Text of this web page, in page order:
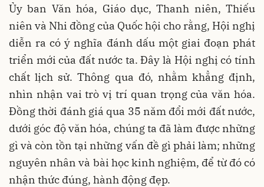
Ủy ban Văn hóa, Giáo dục, Thanh niên, Thiếu
niên và Nhi đồng của Quốc hội cho rằng, Hội nghị
diễn ra có ý nghĩa đánh dấu một giai đoạn phát
triển mới của đất nước ta. Đây là Hội nghị có tính
chất lịch sử. Thông qua đó, nhằm khẳng định,
nhìn nhận vai trò vị trí quan trọng của văn hóa.
Đồng thời đánh giá qua 35 năm đổi mới đất nước,
dưới góc độ văn hóa, chúng ta đã làm được những
gì và còn tồn tại những vấn đề gì phải làm; những
nguyên nhân và bài học kinh nghiệm, để từ đó có
nhận thức đúng, hành động đẹp.